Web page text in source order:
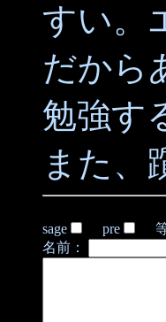
すい。
だから
勉強す
また、
sage pre
名前：